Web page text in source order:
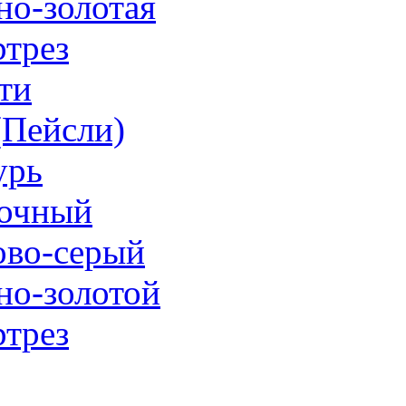
серый
золотой